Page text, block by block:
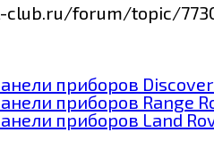
forum/topic/
приборов
приборов Range
приборов Land